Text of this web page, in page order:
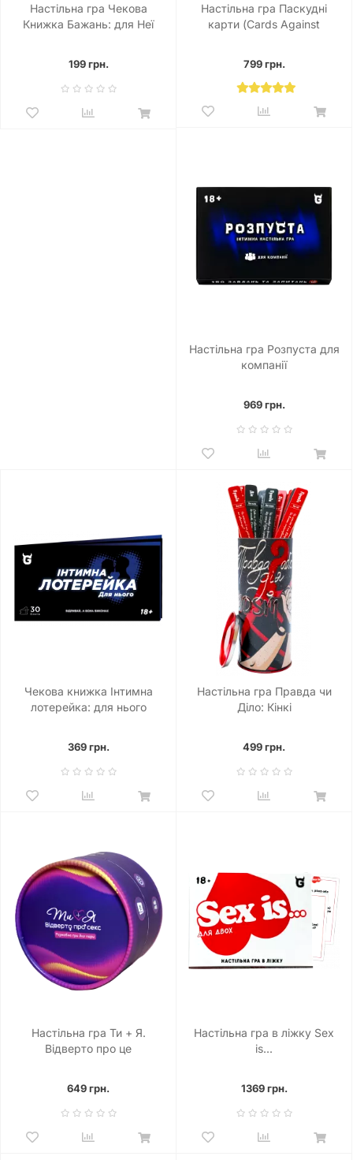
Настільна гра Чекова
Книжка Бажань: для Неї
199 грн.
Настільна гра Паскудні
карти (Cards Against
799 грн.
Настільна гра Розпуста для
компанії
969 грн.
Чекова книжка Інтимна
лотерейка: для нього
369 грн.
Настільна гра Правда чи
Діло: Кінкі
499 грн.
Настільна гра Ти + Я.
Відверто про це
649 грн.
Настільна гра в ліжку Sex
is...
1369 грн.